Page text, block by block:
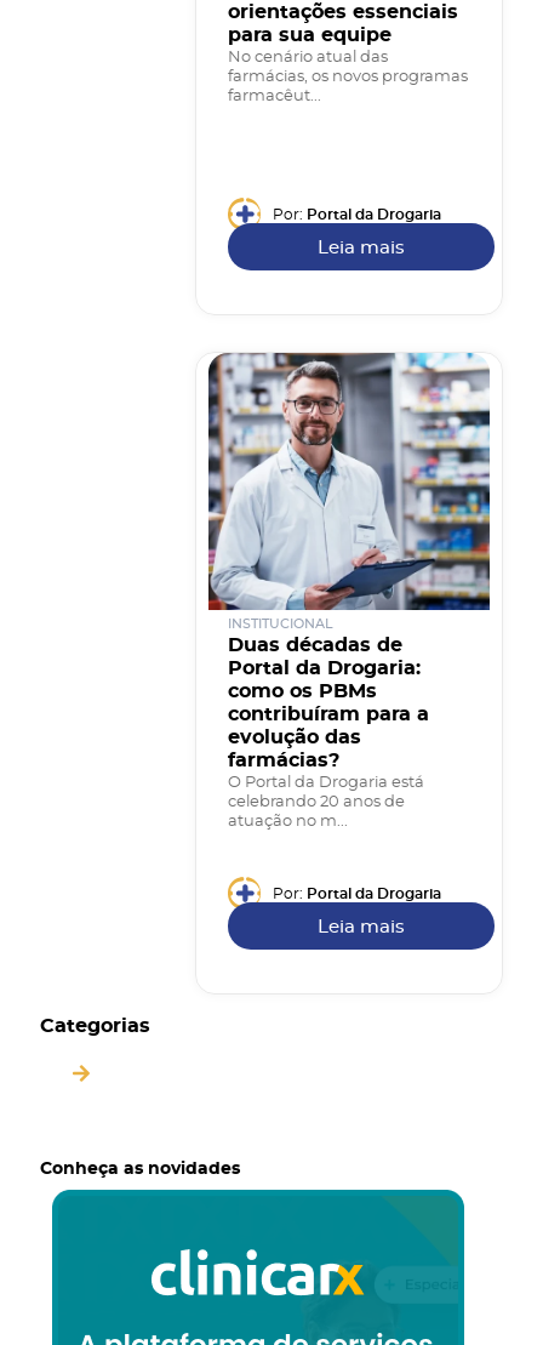
orientações essenciais
para sua equipe
No cenário atual das
farmácias, os novos programas
farmacêut...
Por: Portal da Drogaria
Leia mais
INSTITUCIONAL
Duas décadas de
Portal da Drogaria:
como os PBMs
contribuíram para a
evolução das
farmácias?
O Portal da Drogaria está
celebrando 20 anos de
atuação no m...
Por: Portal da Drogaria
Leia mais
Categorias
Conheça as novidades